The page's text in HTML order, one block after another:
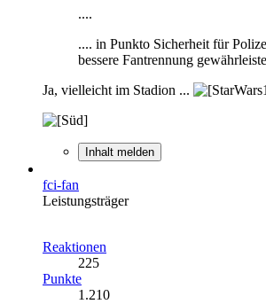
....
.... in Punkto Sicherheit für
bessere Fantrennung
Ja, vielleicht im Stadion ...
Inhalt melden
fci-fan
Leistungsträger
Reaktionen
225
Punkte
1.210